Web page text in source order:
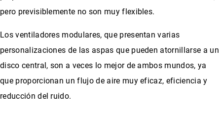
pero previsiblemente no son muy flexibles.
Los ventiladores modulares, que presentan varias
personalizaciones de las aspas que pueden atornillarse a un
disco central, son a veces lo mejor de ambos mundos, ya
que proporcionan un flujo de aire muy eficaz, eficiencia y
reducción del ruido.